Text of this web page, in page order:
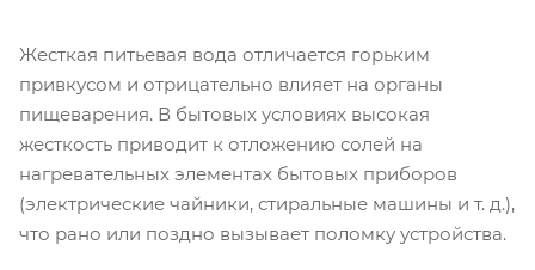
Жесткая питьевая вода отличается горьким
привкусом и отрицательно влияет на органы
пищеварения. В бытовых условиях высокая
жесткость приводит к отложению солей на
нагревательных элементах бытовых приборов
(электрические чайники, стиральные машины и т. д.),
что рано или поздно вызывает поломку устройства.